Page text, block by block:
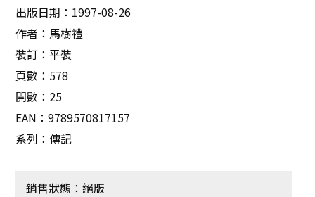
出版日期：1997-08-26
作者：馬樹禮
裝訂：平裝
頁數：578
開數：25
EAN：9789570817157
系列：傳記
銷售狀態：絕版